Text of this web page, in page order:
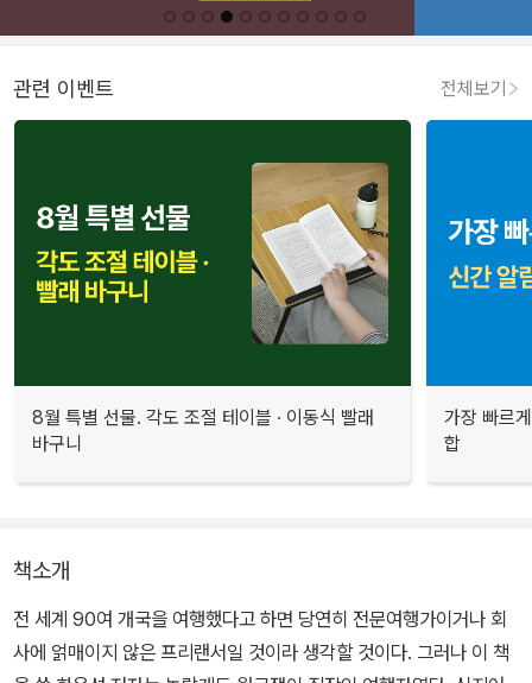
관련 이벤트 전체보기
8월 특별 선물. 각도 조절 테이블 · 이동식 빨래
바구니
가장 빠르
합
책소개
전 세계 90여 개국을 여행했다고 하면 당연히 전문여행가이거나 회
사에 얽매이지 않은 프리랜서일 것이라 생각할 것이다. 그러나 이 책